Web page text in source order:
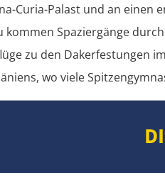
Curia-Palast und an einen
kommen Spaziergänge
zu den Dakerfestungen
wo viele